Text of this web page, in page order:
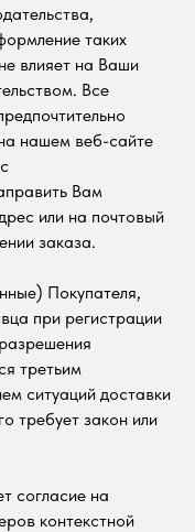
таких
влияет на Ваши
Все
нашем веб-сайте
Вам
или на почтовый
заказа.
Покупателя,
при регистрации
третьим
ситуаций доставки
требует закон или
согласие на
контекстной